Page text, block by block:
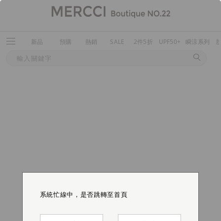
新品 預購 熱銷 SALE 2件5折 UPF50+ 瞬涼系列
系統忙線中，是否跳轉至首頁
系統忙線中，是否跳轉至首頁
系統忙線中，是否跳轉至首頁
系統忙線中，是否跳轉至首頁
系統忙線中，是否跳轉至首頁